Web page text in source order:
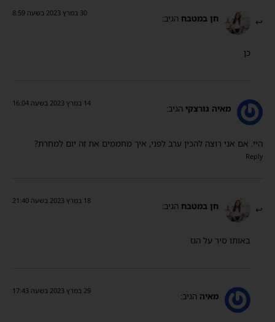
חן במטבח הגיב:
30 במרץ 2023 בשעה 8:59
כן
מאיה גורצקי הגיב:
14 במרץ 2023 בשעה 16:04
היי. אם אני רוצה להכין ערב לפני, איך מחממים את זה יום למחרת?
Reply
חן במטבח הגיב:
18 במרץ 2023 בשעה 21:40
באותו סיר על הגז
מאיה הגיב:
29 במרץ 2023 בשעה 17:43